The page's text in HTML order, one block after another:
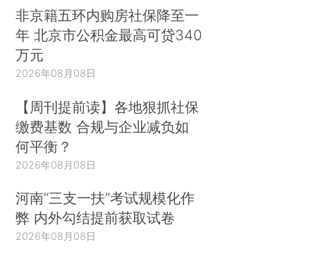
非京籍五环内购房社保降至一
年 北京市公积金最高可贷340
万元
2026年08月08日
【周刊提前读】各地狠抓社保
缴费基数 合规与企业减负如
何平衡？
2026年08月08日
河南“三支一扶”考试规模化作
弊 内外勾结提前获取试卷
2026年08月08日